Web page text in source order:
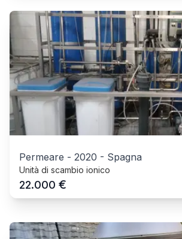
Permeare - 2020 - Spagna
Unità di scambio ionico
22.000 €